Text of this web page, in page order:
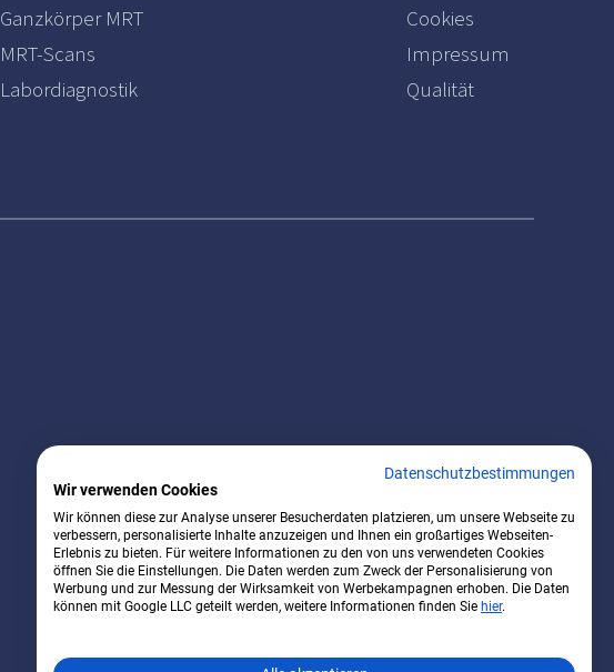
Ganzkörper MRT
MRT-Scans
Labordiagnostik
Cookies
Impressum
Qualität
Datenschutzbestimmungen
Wir verwenden Cookies
Wir können diese zur Analyse unserer Besucherdaten platzieren, um unsere Webseite zu
verbessern, personalisierte Inhalte anzuzeigen und Ihnen ein großartiges Webseiten-
Erlebnis zu bieten. Für weitere Informationen zu den von uns verwendeten Cookies
öffnen Sie die Einstellungen. Die Daten werden zum Zweck der Personalisierung von
Werbung und zur Messung der Wirksamkeit von Werbekampagnen erhoben. Die Daten
können mit Google LLC geteilt werden, weitere Informationen finden Sie hier.